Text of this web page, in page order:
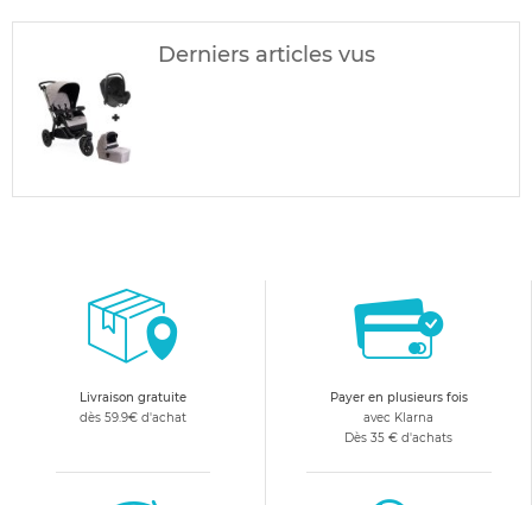
Derniers articles vus
Livraison gratuite
dès 59.9€ d'achat
Payer en plusieurs fois
avec Klarna
Dès 35 € d'achats